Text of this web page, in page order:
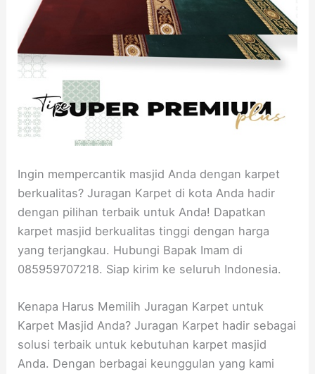
Ingin mempercantik masjid Anda dengan karpet
berkualitas? Juragan Karpet di kota Anda hadir
dengan pilihan terbaik untuk Anda! Dapatkan
karpet masjid berkualitas tinggi dengan harga
yang terjangkau. Hubungi Bapak Imam di
085959707218. Siap kirim ke seluruh Indonesia.
Kenapa Harus Memilih Juragan Karpet untuk
Karpet Masjid Anda? Juragan Karpet hadir sebagai
solusi terbaik untuk kebutuhan karpet masjid
Anda. Dengan berbagai keunggulan yang kami